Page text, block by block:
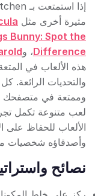
مثيرة أخرى مثل
Bunny: Spot the
Difference، و
هذه الألعاب في
والتحديات الرائعة.
وممتعة في متصفحك
وأصدقاؤه شخصيات
نصائح